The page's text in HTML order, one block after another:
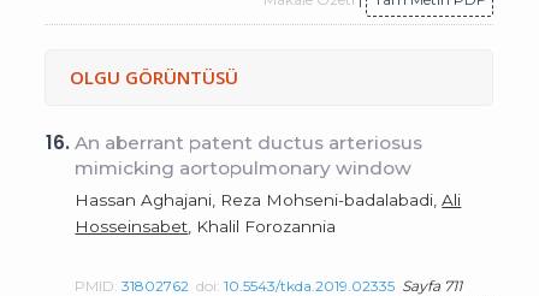
OLGU GÖRÜNTÜSÜ
16.An aberrant patent ductus arteriosus
mimicking aortopulmonary window
Hassan Aghajani, Reza Mohseni-badalabadi,Ali
Hosseinsabet , Khalil Forozannia
PMID:31802762 doi:10.5543/tkda.2019.02335 Sayfa 711